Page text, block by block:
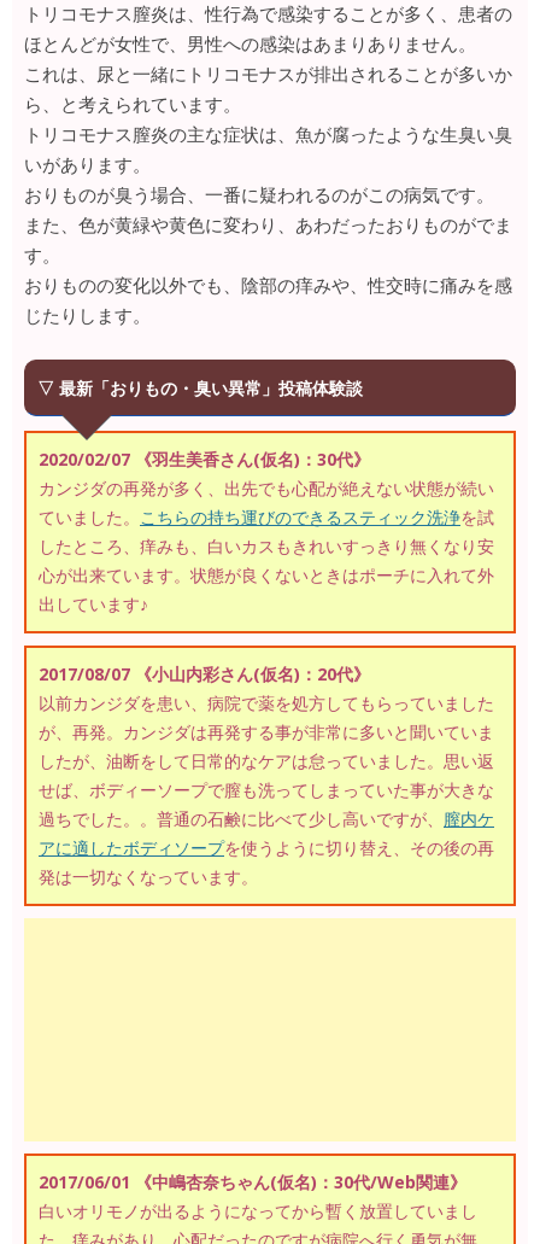
トリコモナス膣炎は、性行為で感染することが多く、患者の
ほとんどが女性で、男性への感染はあまりありません。
これは、尿と一緒にトリコモナスが排出されることが多いか
ら、と考えられています。
トリコモナス膣炎の主な症状は、魚が腐ったような生臭い臭
いがあります。
おりものが臭う場合、一番に疑われるのがこの病気です。
また、色が黄緑や黄色に変わり、あわだったおりものがでま
す。
おりものの変化以外でも、陰部の痒みや、性交時に痛みを感
じたりします。
▽ 最新「おりもの・臭い異常」投稿体験談
2020/02/07 《羽生美香さん(仮名)：30代》
カンジダの再発が多く、出先でも心配が絶えない状態が続い
ていました。 こちらの持ち運びのできるスティック洗浄を試
したところ、痒みも、白いカスもきれいすっきり無くなり安
心が出来ています。状態が良くないときはポーチに入れて外
出しています♪
2017/08/07 《小山内彩さん(仮名)：20代》
以前カンジダを患い、病院で薬を処方してもらっていました
が、再発。カンジダは再発する事が非常に多いと聞いていま
したが、油断をして日常的なケアは怠っていました。思い返
せば、ボディーソープで膣も洗ってしまっていた事が大きな
過ちでした。。普通の石鹸に比べて少し高いですが、 膣内ケ
アに適したボディソープを使うように切り替え、その後の再
発は一切なくなっています。
2017/06/01 《中嶋杏奈ちゃん(仮名)：30代/Web関連》
白いオリモノが出るようになってから暫く放置していまし